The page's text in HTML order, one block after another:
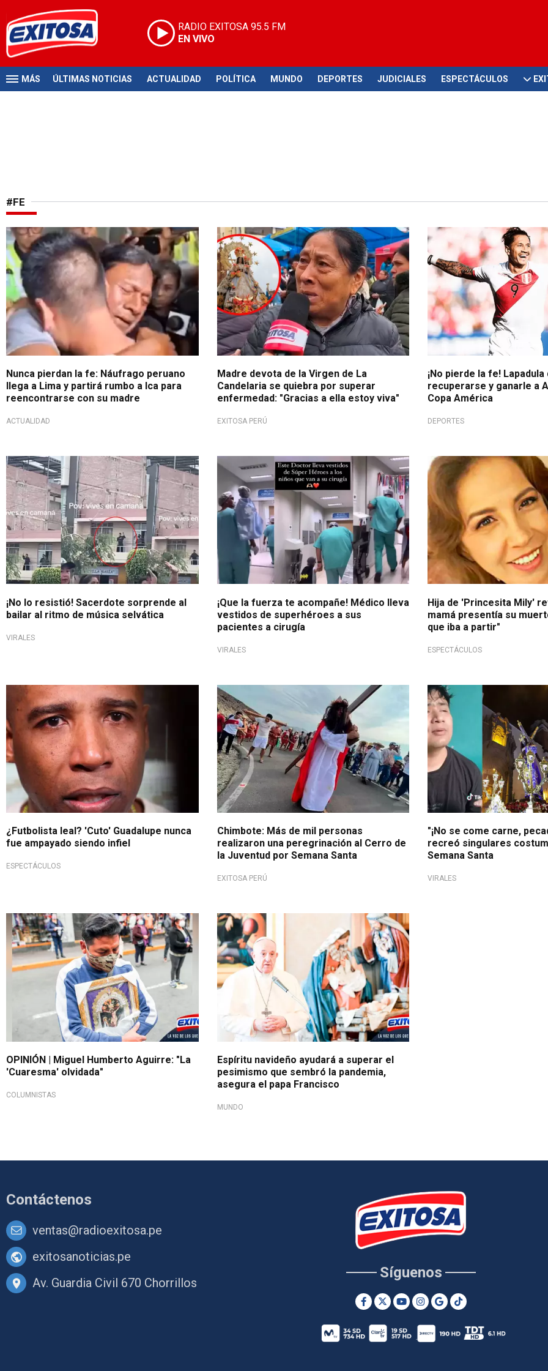
RADIO EXITOSA 95.5 FM
EN VIVO
MÁS ÚLTIMAS NOTICIAS ACTUALIDAD POLÍTICA MUNDO DEPORTES JUDICIALES ESPECTÁCULOS
#FE
Tres meses en altamar
Nunca pierdan la fe: Náufrago peruano
llega a Lima y partirá rumbo a Ica para
reencontrarse con su madre
ACTUALIDAD
Profunda fe y devoción
Madre devota de la Virgen de La
Candelaria se quiebra por superar
enfermedad: "Gracias a ella estoy viva"
EXITOSA PERÚ
¡No pierde la fe!
recuperarse y ganarle a
Copa América
DEPORTES
20 mil reproducciones
¡No lo resistió! Sacerdote sorprende al
bailar al ritmo de música selvática
VIRALES
Video tiene 13,8 millones de reproducciones
¡Que la fuerza te acompañe! Médico lleva
vestidos de superhéroes a sus
pacientes a cirugía
VIRALES
Su madre era creyente
Hija de 'Princesita Mily'
mamá presentía su
que iba a partir"
ESPECTÁCULOS
Respeta el matromonio
¿Futbolista leal? 'Cuto' Guadalupe nunca
fue ampayado siendo infiel
ESPECTÁCULOS
Fe y devoción
Chimbote: Más de mil personas
realizaron una peregrinación al Cerro de
la Juventud por Semana Santa
EXITOSA PERÚ
Video tiene 25.8 k de vistas
"¡No se come carne,
recreó singulares
Semana Santa
VIRALES
OPINIÓN | Miguel Humberto Aguirre: "La
'Cuaresma' olvidada"
COLUMNISTAS
Espíritu navideño ayudará a superar el
pesimismo que sembró la pandemia,
asegura el papa Francisco
MUNDO
Contáctenos
ventas@radioexitosa.pe
exitosanoticias.pe
Av. Guardia Civil 670 Chorrillos
Síguenos